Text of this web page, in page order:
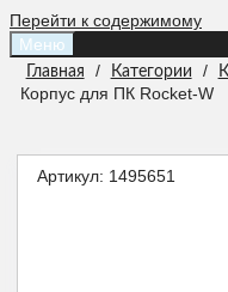
Перейти к содержимому
Меню
Главная / Категории /
Корпус для ПК Rocket-W
Артикул: 1495651